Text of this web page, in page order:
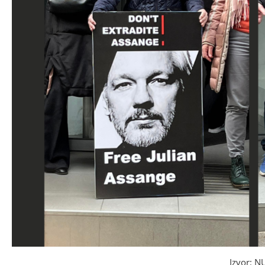
Izvor: